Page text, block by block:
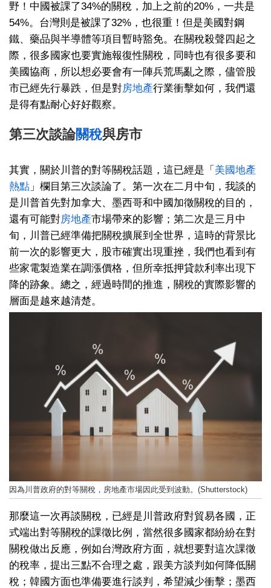
野！中國被課了34%的關稅，加上之前的20%，一共是
54%。台灣則是被課了32%，也很重！但是美國對鋼
鐵、藥品與半導體等項目暫時豁免。在關稅殺聲四起之
際，很多國家也要實施報復性關稅，同時也有很多要和
美國協商，所以想必要會有一陣兵荒馬亂之際，儘管股
市已經先行暴跌，但是對房地產行業衝擊如何，我們還
是得有點耐心好好觀察。
第三次談論關稅與房市
其實，關於川普的對等關稅話題，這已經是「 美國地產
熱點 」欄目第三次談論了。第一次在二月中旬，我談的
是川普首先對加拿大、墨西哥和中國加徵關稅的目的，
還有可能對房地產市場帶來的影響；第二次是三月中
旬，川普已經準備把關稅擴展到全世界，這時的背景比
前一次的影響更大，股市確實出現重挫，我們也看到有
些家電製造業在調漲價格，但所幸抵押貸款利率出現下
降的跡象。總之，經過時間的推進，關稅的實際影響的
層面是越來越清楚。
因為川普政府的對等關稅，房地產市場因此受到波動。(Shutterstock)
那麼這一次再談關稅，已經是川普政府對貿易各國，正
式端出對等關稅的課徵比例，當然很多國家都紛紛在對
關稅做出反應，例如台灣政府方面，就想要對這次課徵
的稅率，提出三點不合理之處，跟美方談判如何降低關
稅；韓國方面也準備要進行談判，希望減少衝擊；墨西